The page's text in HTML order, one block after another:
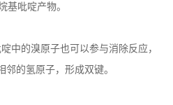
基吡啶产物。
中的溴原子也可以参与消除反应，
邻的氢原子，形成双键。